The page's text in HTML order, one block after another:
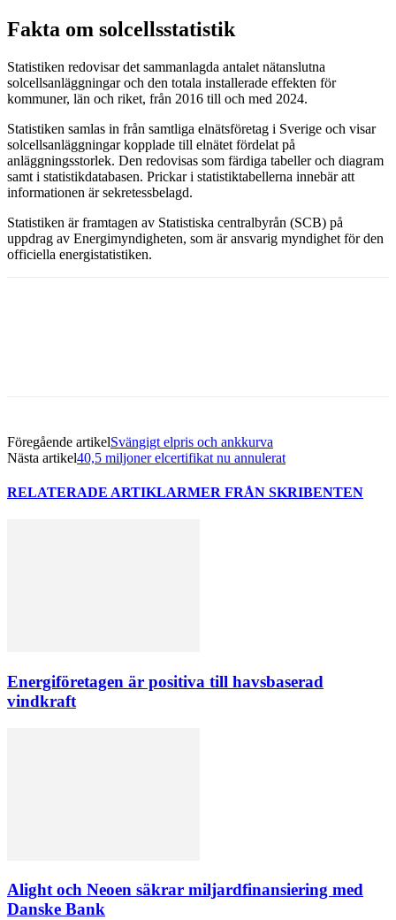
Fakta om solcellsstatistik
Statistiken redovisar det sammanlagda antalet nätanslutna
solcellsanläggningar och den totala installerade effekten för
kommuner, län och riket, från 2016 till och med 2024.
Statistiken samlas in från samtliga elnätsföretag i Sverige och visar
solcellsanläggningar kopplade till elnätet fördelat på
anläggningsstorlek. Den redovisas som färdiga tabeller och diagram
samt i statistikdatabasen. Prickar i statistiktabellerna innebär att
informationen är sekretessbelagd.
Statistiken är framtagen av Statistiska centralbyrån (SCB) på
uppdrag av Energimyndigheten, som är ansvarig myndighet för den
officiella energistatistiken.
Föregående artikelSvängigt elpris och ankkurva
Nästa artikel40,5 miljoner elcertifikat nu annulerat
RELATERADE ARTIKLARMER FRÅN SKRIBENTEN
Energiföretagen är positiva till havsbaserad
vindkraft
Alight och Neoen säkrar miljardfinansiering med
Danske Bank